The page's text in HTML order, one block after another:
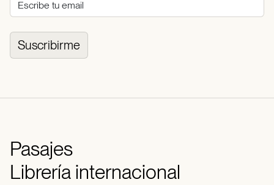
Suscribirme
Pasajes
Librería internacional